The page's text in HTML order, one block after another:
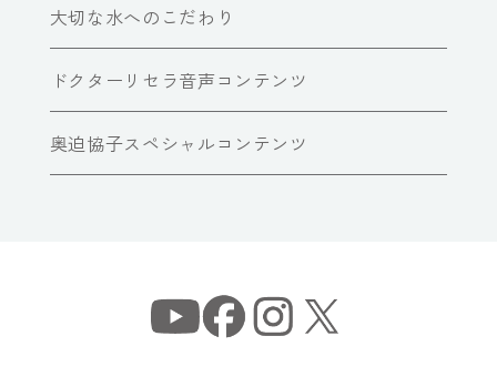
大切な水へのこだわり
ドクターリセラ音声コンテンツ
奥迫協子スペシャルコンテンツ